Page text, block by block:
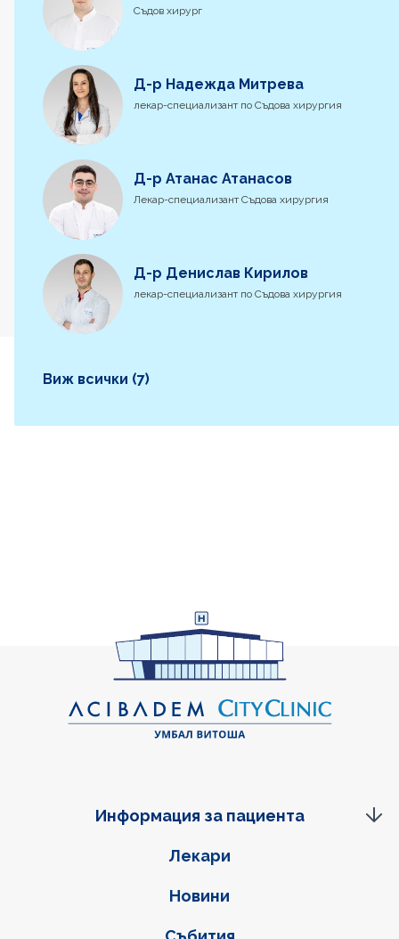
Съдов хирург
Д-р Надежда Митрева
лекар-специализант по Съдова хирургия
Д-р Атанас Атанасов
Лекар-специализант Съдова хирургия
Д-р Денислав Кирилов
лекар-специализант по Съдова хирургия
Виж всички (7)
Фуутер навигация
Лекари
Новини
Информация за пациента